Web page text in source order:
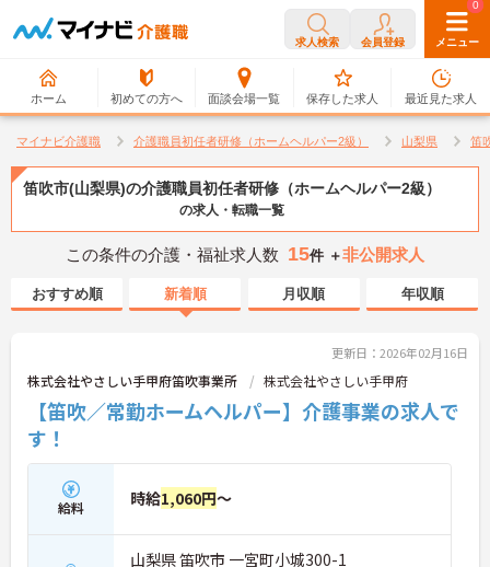
求人検索 会員登録 メニュー
ホーム 初めての方へ 面談会場一覧
0
保存した求人
0
最近見た求人
マイナビ介護職 介護職員初任者研修（ホームヘルパー2級） 山梨県 笛
笛吹市(山梨県)の介護職員初任者研修（ホームヘルパー2級）
の求人・転職一覧
この条件の介護・福祉求人数 15件 ＋非公開求人
おすすめ順 新着順 月収順 年収順
更新日：2026年02月16日
株式会社やさしい手甲府笛吹事業所 株式会社やさしい手甲府
【笛吹／常勤ホームヘルパー】介護事業の求人で
す！
給料 時給1,060円～
山梨県 笛吹市 一宮町小城300-1